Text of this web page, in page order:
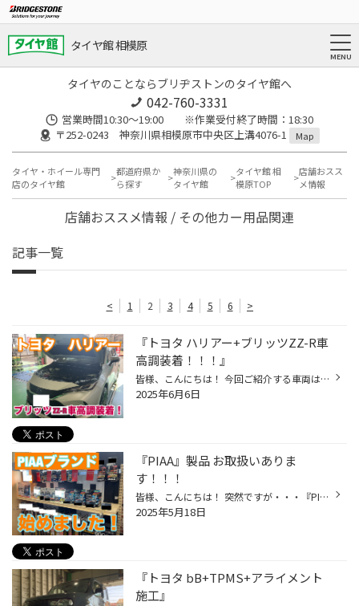
タイヤ館 相模原
タイヤのことならブリヂストンのタイヤ館へ
042-760-3331
営業時間10:30～19:00 ※作業受付終了時間：18:30
〒252-0243 神奈川県相模原市中央区上溝4076-1
Map
タイヤ・ホイール専門
店のタイヤ館
都道府県か
ら探す
神奈川県の
タイヤ館
タイヤ館 相
模原TOP
店舗おスス
メ情報
店舗おススメ情報 / その他カー用品関連
記事一覧
< 1 2 3 4 5 6 >
『トヨタ ハリアー+ブリッツZZ-R車
高調装着！！！』
皆様、こんにちは！ 今回ご紹介する車両は、大口径ホイールを装着し 更にスタイリッシュに仕上げる為に車高調を装着頂いた 『トヨタ ハリアー』の施工事例になります。 『スタイリッシュ』+『走行安定性』を求めるのであれば やはり車高調装着ですね・・・ それでは施工事例となります。 【車種】ト...
2025年6月6日
『PIAA』製品 お取扱いありま
す！！！
皆様、こんにちは！ 突然ですが・・・『PIAA』ブランドのお取扱いを始めました！！！ 以前から『ワイパー』などはお取扱いが ありましたが 『ライトニング』や『エンジンオイルフィルター』なども 始めました！！！ ご興味のある方は 是非とも お立ち寄り下さい！！！ ↓↓↓ 『PIAA』製品 お取扱い始...
2025年5月18日
『トヨタ bB+TPMS+アライメント
施工』